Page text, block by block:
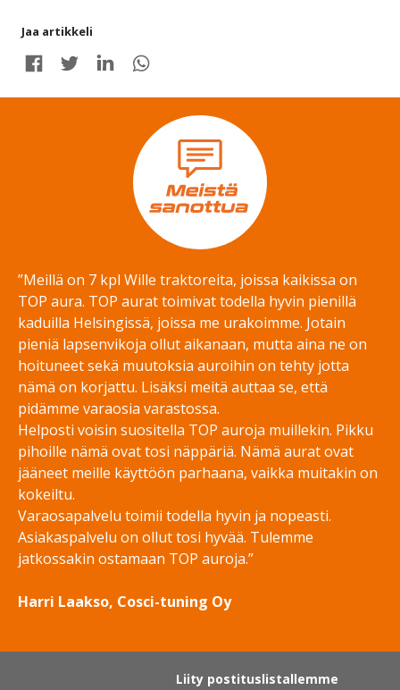
Jaa artikkeli
Share on FacebookShare on Twitter Share on LinkedIn
”Meillä on 7 kpl Wille traktoreita, joissa kaikissa on
TOP aura. TOP aurat toimivat todella hyvin pienillä
kaduilla Helsingissä, joissa me urakoimme. Jotain
pieniä lapsenvikoja ollut aikanaan, mutta aina ne on
hoituneet sekä muutoksia auroihin on tehty jotta
nämä on korjattu. Lisäksi meitä auttaa se, että
pidämme varaosia varastossa.
Helposti voisin suositella TOP auroja muillekin. Pikku
pihoille nämä ovat tosi näppäriä. Nämä aurat ovat
jääneet meille käyttöön parhaana, vaikka muitakin on
kokeiltu.
Varaosapalvelu toimii todella hyvin ja nopeasti.
Asiakaspalvelu on ollut tosi hyvää. Tulemme
jatkossakin ostamaan TOP auroja.”
Harri Laakso, Cosci-tuning Oy
Liity postituslistallemme